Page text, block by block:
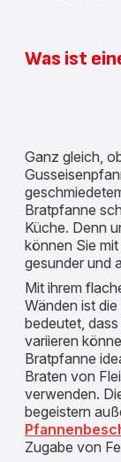
Was ist
Ganz gleich,
Bratpfanne
Küche. Denn
können Sie
gesunder und
Mit ihrem
Wänden ist
bedeutet,
variieren
Bratpfanne
Braten von
verwenden.
begeistern
Zugabe von